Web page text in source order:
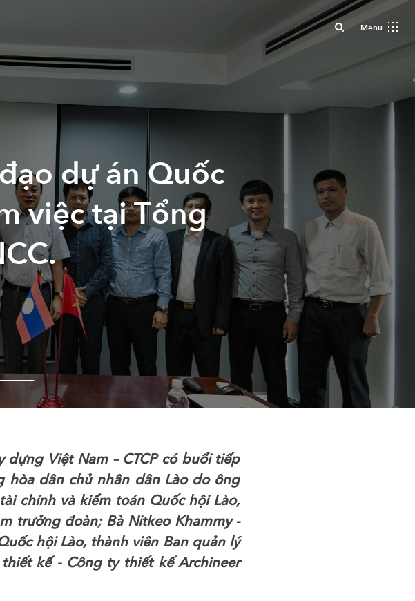
Menu
Close
dự án Quốc
việc tại Tổng
Việt Nam – CTCP có buổi tiếp
hòa dân chủ nhân dân Lào do ông
chính và kiểm toán Quốc hội Lào,
trưởng đoàn; Bà Nitkeo Khammy -
hội Lào, thành viên Ban quản lý
kế - Công ty thiết kế Archineer